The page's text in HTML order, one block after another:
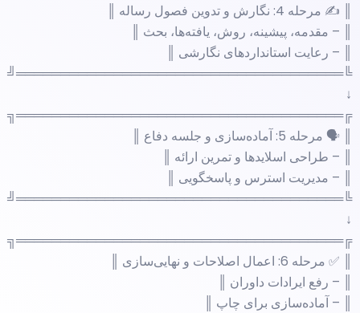
║ ✍️ مرحله 4: نگارش و تدوین فصول رساله ║
║ – مقدمه، پیشینه، روش، یافته‌ها، بحث ║
║ – رعایت استانداردهای نگارشی ║
╚═════════════════════════════════════╝
↓
╔═════════════════════════════════════╗
║ 🗣️ مرحله 5: آماده‌سازی و جلسه دفاع ║
║ – طراحی اسلایدها و تمرین ارائه ║
║ – مدیریت استرس و پاسخگویی ║
╚═════════════════════════════════════╝
↓
╔═════════════════════════════════════╗
║ ✅ مرحله 6: اعمال اصلاحات و نهایی‌سازی ║
║ – رفع ایرادات داوران ║
║ – آماده‌سازی برای چاپ ║